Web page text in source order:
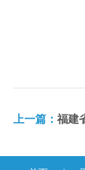
上一篇： 福建